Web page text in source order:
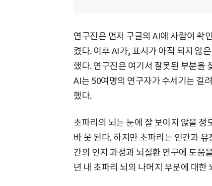
연구진은 먼저 구글의 AI에 사람이 확
켰다. 이후 AI가, 표시가 아직 되지 않
했다. 연구진은 여기서 잘못된 부분을
AI는 50여명의 연구자가 수세기는 걸
했다.
초파리의 뇌는 눈에 잘 보이지 않을
바 못 된다. 하지만 초파리는 인간과
간의 인지 과정과 뇌질환 연구에 도움
년 내 초파리 뇌의 나머지 부분에 대한